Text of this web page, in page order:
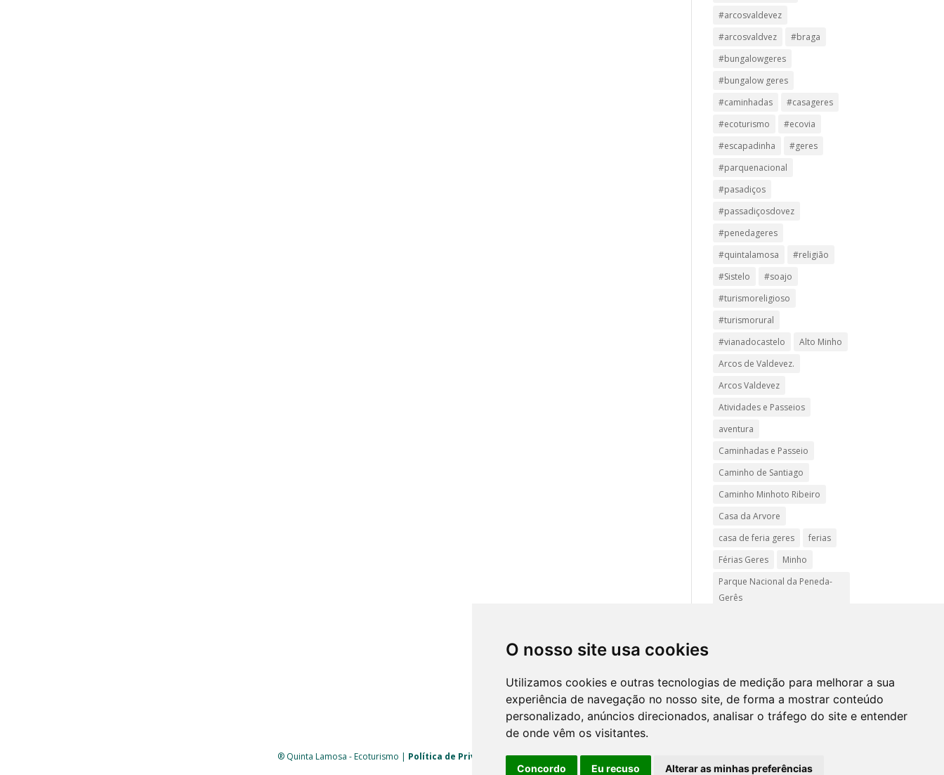
O nosso site usa cookies
Utilizamos cookies e outras tecnologias de medição para melhorar a sua
experiência de navegação no nosso site, de forma a mostrar conteúdo
personalizado, anúncios direcionados, analisar o tráfego do site e entender
de onde vêm os visitantes.
Concordo Eu recuso Alterar as minhas preferências
#arcosvaldevez
#arcosvaldvez
#braga
#bungalowgeres
#bungalow geres
#caminhadas
#casageres
#ecoturismo
#ecovia
#escapadinha
#geres
#parquenacional
#pasadiços
#passadiçosdovez
#penedageres
#quintalamosa
#religião
#Sistelo
#soajo
#turismoreligioso
#turismorural
#vianadocastelo
Alto Minho
Arcos de Valdevez.
Arcos Valdevez
Atividades e Passeios
aventura
Caminhadas e Passeio
Caminho de Santiago
Caminho Minhoto Ribeiro
Casa da Arvore
casa de feria geres
ferias
Férias Geres
Minho
Parque Nacional da Peneda-
Gerês
Turismo Rural Gerês
® Quinta Lamosa - Ecoturismo | Política de Privacidade|Livro de Reclamações| Mapasite